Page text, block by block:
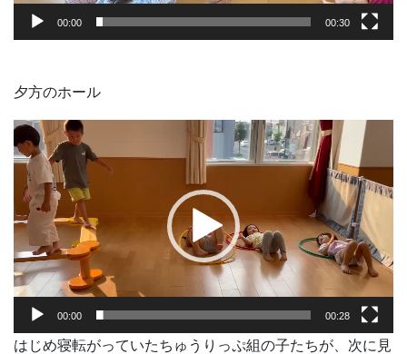
00:00 00:30
夕方のホール
動
画
プ
レ
ー
ヤ
ー
00:00 00:28
はじめ寝転がっていたちゅうりっぷ組の子たちが、次に見